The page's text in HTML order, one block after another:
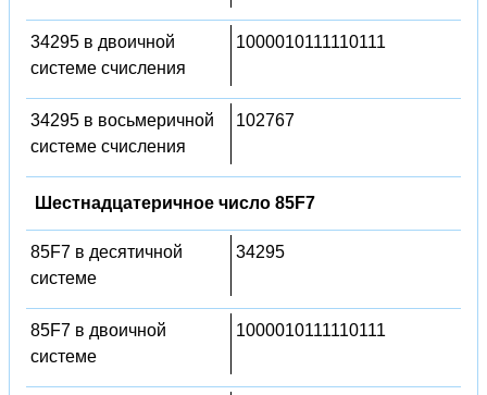
34295 в двоичной
системе счисления
1000010111110111
34295 в восьмеричной
системе счисления
102767
Шестнадцатеричное число 85F7
85F7 в десятичной
системе
34295
85F7 в двоичной
системе
1000010111110111